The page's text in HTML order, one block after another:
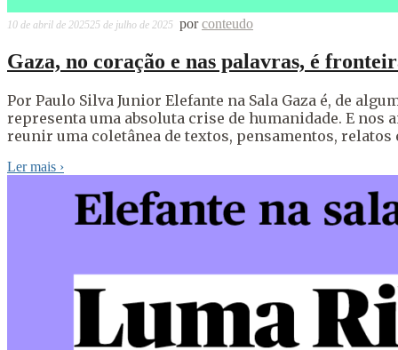
10 de abril de 202525 de julho de 2025 porconteudo
Gaza, no coração e nas palavras, é
Por Paulo Silva Junior Elefante na Sala Gaza é, de
representa uma absoluta crise de humanidade. E nos
reunir uma coletânea de textos, pensamentos,
Ler mais ›